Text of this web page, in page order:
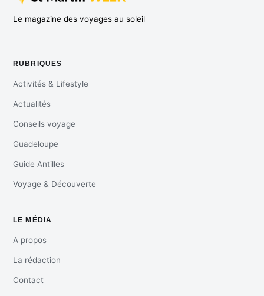
Le magazine des voyages au soleil
RUBRIQUES
Activités & Lifestyle
Actualités
Conseils voyage
Guadeloupe
Guide Antilles
Voyage & Découverte
LE MÉDIA
A propos
La rédaction
Contact